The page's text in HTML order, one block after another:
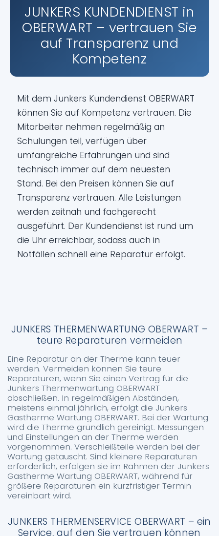
JUNKERS KUNDENDIENST in
OBERWART – vertrauen Sie
auf Transparenz und
Kompetenz
Mit dem Junkers Kundendienst OBERWART
können Sie auf Kompetenz vertrauen. Die
Mitarbeiter nehmen regelmäßig an
Schulungen teil, verfügen über
umfangreiche Erfahrungen und sind
technisch immer auf dem neuesten
Stand. Bei den Preisen können Sie auf
Transparenz vertrauen. Alle Leistungen
werden zeitnah und fachgerecht
ausgeführt. Der Kundendienst ist rund um
die Uhr erreichbar, sodass auch in
Notfällen schnell eine Reparatur erfolgt.
JUNKERS THERMENWARTUNG OBERWART –
teure Reparaturen vermeiden
Eine Reparatur an der Therme kann teuer
werden. Vermeiden können Sie teure
Reparaturen, wenn Sie einen Vertrag für die
Junkers Thermenwartung OBERWART
abschließen. In regelmäßigen Abständen,
meistens einmal jährlich, erfolgt die Junkers
Gastherme Wartung OBERWART. Bei der Wartung
wird die Therme gründlich gereinigt. Messungen
und Einstellungen an der Therme werden
vorgenommen. Verschleißteile werden bei der
Wartung getauscht. Sind kleinere Reparaturen
erforderlich, erfolgen sie im Rahmen der Junkers
Gastherme Wartung OBERWART, während für
größere Reparaturen ein kurzfristiger Termin
vereinbart wird.
JUNKERS THERMENSERVICE OBERWART – ein
Service, auf den Sie vertrauen können